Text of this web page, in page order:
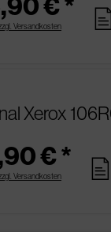
Versandkosten pages
Xerox
€ *
Versandkosten pages